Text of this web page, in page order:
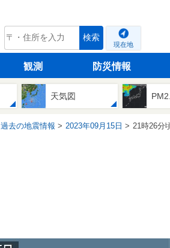
tenki.jp 検索
現在地
観測 防災情報
天気図
過去の地震情報 2023年09月15日 21時26分